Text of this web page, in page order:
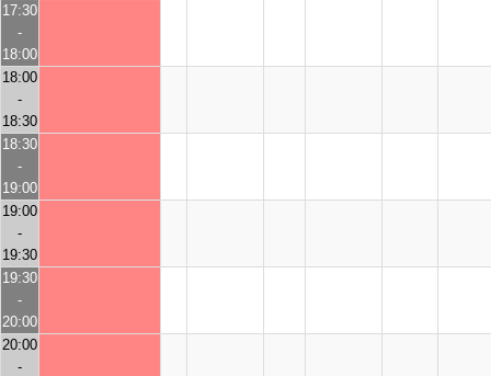
17:30
-
18:00
18:00
-
18:30
18:30
-
19:00
19:00
-
19:30
19:30
-
20:00
20:00
-